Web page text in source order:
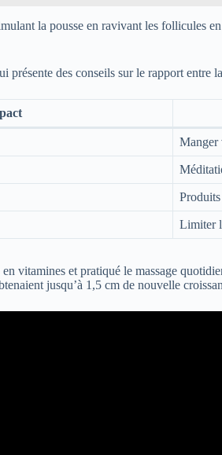
la pousse en ravivant les follicules
présente des conseils sur le rapport entre
Manger
Limiter
vitamines et pratiqué le massage
jusqu’à 1,5 cm de nouvelle